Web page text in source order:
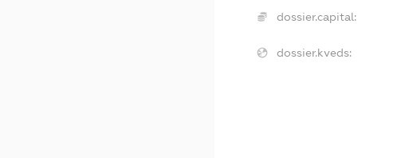
dossier.capital:
dossier.kveds: